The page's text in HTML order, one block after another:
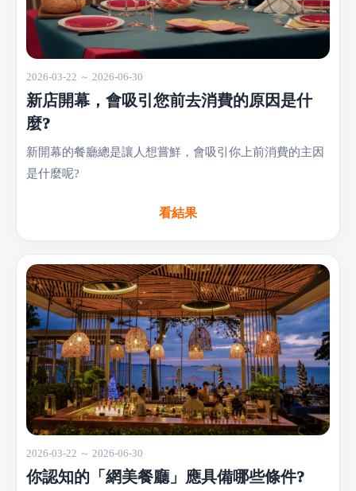
2026-03-22 ～ 2026-06-30
新店開幕，會吸引您前去消費的原因是什
麼?
新開幕的餐廳總是讓人想嘗鮮，會吸引你上前消費的主因
是什麼呢?
看結果
2026-03-22 ～ 2026-06-30
你認知的「網美餐廳」應具備哪些條件?